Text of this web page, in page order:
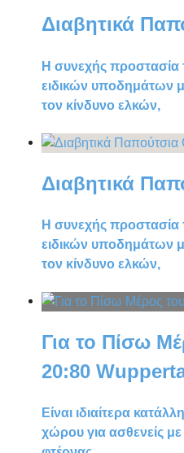
Διαβητικά
Η συνεχής
ειδικών υποδημάτων
τον κίνδυνο ελκών,
Διαβητικά
Η συνεχής
ειδικών υποδημάτων
τον κίνδυνο ελκών,
Για το Πίσω
20:80
Είναι ιδιαίτερα
χώρου για ασθενείς